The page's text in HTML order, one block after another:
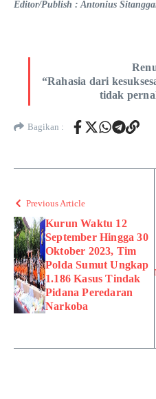
Editor/Publish : Antonius
“Rahasia dari
tidak
Bagikan :
Previous Article
Kurun Waktu 12
September Hingga 30
Oktober 2023, Tim
Polda Sumut Ungkap
1.186 Kasus Tindak
Pidana Peredaran
Narkoba